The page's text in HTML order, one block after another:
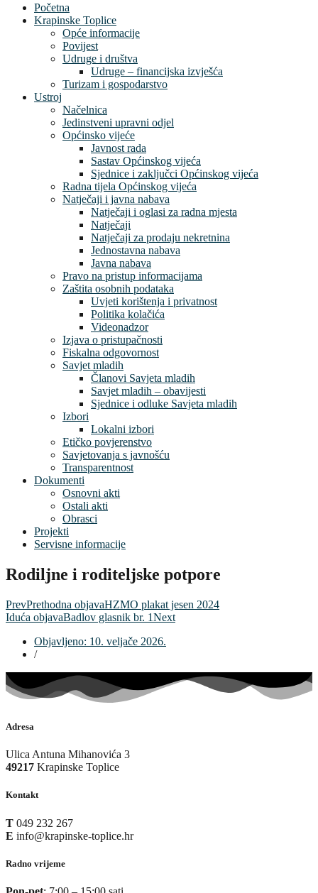
Početna
Krapinske Toplice
Opće informacije
Povijest
Udruge i društva
Udruge – financijska izvješća
Turizam i gospodarstvo
Ustroj
Načelnica
Jedinstveni upravni odjel
Općinsko vijeće
Javnost rada
Sastav Općinskog vijeća
Sjednice i zaključci Općinskog vijeća
Radna tijela Općinskog vijeća
Natječaji i javna nabava
Natječaji i oglasi za radna mjesta
Natječaji
Natječaji za prodaju nekretnina
Jednostavna nabava
Javna nabava
Pravo na pristup informacijama
Zaštita osobnih podataka
Uvjeti korištenja i privatnost
Politika kolačića
Videonadzor
Izjava o pristupačnosti
Fiskalna odgovornost
Savjet mladih
Članovi Savjeta mladih
Savjet mladih – obavijesti
Sjednice i odluke Savjeta mladih
Izbori
Lokalni izbori
Etičko povjerenstvo
Savjetovanja s javnošću
Transparentnost
Dokumenti
Osnovni akti
Ostali akti
Obrasci
Projekti
Servisne informacije
Rodiljne i roditeljske potpore
PrevPrethodna objavaHZMO plakat jesen 2024
Iduća objavaBadlov glasnik br. 1Next
Objavljeno: 10. veljače 2026.
/
Adresa
Ulica Antuna Mihanovića 3
49217 Krapinske Toplice
Kontakt
T 049 232 267
E info@krapinske-toplice.hr
Radno vrijeme